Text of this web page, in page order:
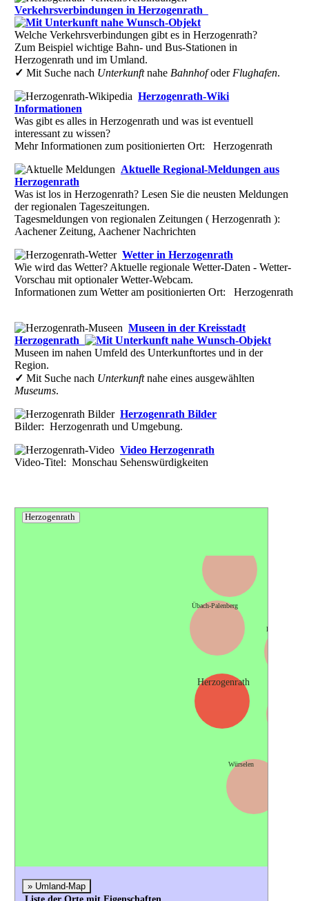
Verkehrsverbindungen in Herzogenrath
Welche Verkehrsverbindungen gibt es in Herzogenrath?
Zum Beispiel wichtige Bahn- und Bus-Stationen in
Herzogenrath und im Umland.
✓ Mit Suche nach Unterkunftnahe BahnhofoderFlughafen.
Herzogenrath-Wiki
Informationen
Was gibt es alles in Herzogenrath und was ist eventuell
interessant zu wissen?
Mehr Informationen zum positionierten Ort: Herzogenrath
Aktuelle Regional-Meldungen aus
Herzogenrath
Was ist los in Herzogenrath? Lesen Sie die neusten Meldungen
der regionalen Tageszeitungen.
Tagesmeldungen von regionalen Zeitungen ( Herzogenrath ):
Aachener Zeitung, Aachener Nachrichten
Wetter in Herzogenrath
Wie wird das Wetter? Aktuelle regionale Wetter-Daten - Wetter-
Vorschau mit optionaler Wetter-Webcam.
Informationen zum Wetter am positionierten Ort: Herzogenrath
Museen in der Kreisstadt
Herzogenrath
Museen im nahen Umfeld des Unterkunftortes und in der
Region.
✓ Mit Suche nach Unterkunftnahe eines ausgewählten
Museums.
Herzogenrath Bilder
Bilder: Herzogenrath und Umgebung.
Video Herzogenrath
Video-Titel: Monschau Sehenswürdigkeiten
Herzogenrath
Übach-Palenberg
Baesweiler
Würselen
Herzogenrath
» Umland-Map